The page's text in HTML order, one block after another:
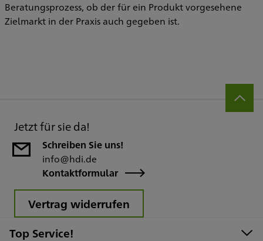
Beratungsprozess, ob der für ein Produkt vorgesehene
Zielmarkt in der Praxis auch gegeben ist.
Jetzt für sie da!
Schreiben Sie uns!
info@hdi.de
Kontaktformular
Vertrag widerrufen
Top Service!